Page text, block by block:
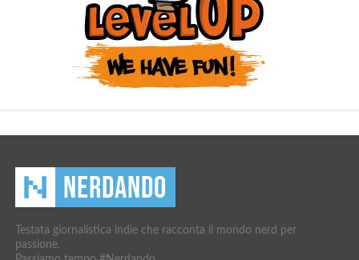
Testata giornalistica indie che racconta il mondo nerd per
passione.